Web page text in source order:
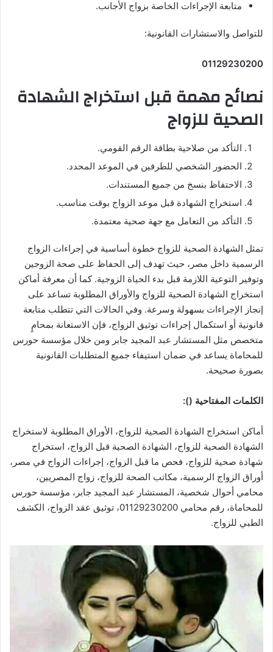
متابعة الإجراءات الخاصة بزواج الأجانب.
للتواصل والاستشارات القانونية:
01129230200
نصائح مهمة قبل استخراج الشهادة
الصحية للزواج
التأكد من صلاحية بطاقة الرقم القومي.
الحضور الشخصي للطرفين في الموعد المحدد.
الاحتفاظ بنسخ من جميع المستندات.
استخراج الشهادة قبل موعد الزواج بوقت مناسب.
التأكد من التعامل مع جهة صحية معتمدة.
تمثل الشهادة الصحية للزواج خطوة أساسية في إجراءات الزواج
الرسمية داخل مصر، حيث تهدف إلى الحفاظ على صحة الزوجين
وتوفير التوعية اللازمة قبل بدء الحياة الزوجية. كما أن معرفة أماكن
استخراج الشهادة الصحية للزواج والأوراق المطلوبة تساعد على
إنجاز الإجراءات بسهولة وسرعة. وفي الحالات التي تتطلب متابعة
قانونية أو استكمال إجراءات توثيق الزواج، فإن الاستعانة بمحامٍ
متخصص مثل المستشار عبد المجيد جابر ومن خلال مؤسسة حورس
للمحاماة يساعد في ضمان استيفاء جميع المتطلبات القانونية
بصورة صحيحة.
الكلمات المفتاحية ():
أماكن استخراج الشهادة الصحية للزواج، الأوراق المطلوبة لاستخراج
الشهادة الصحية للزواج، الشهادة الصحية قبل الزواج، استخراج
شهادة صحية للزواج، فحص ما قبل الزواج، إجراءات الزواج في مصر،
أوراق الزواج الرسمية، مكاتب الصحة للزواج، زواج المصريين،
محامي أحوال شخصية، المستشار عبد المجيد جابر، مؤسسة حورس
للمحاماة، رقم محامي 01129230200، توثيق عقد الزواج، الكشف
الطبي للزواج.